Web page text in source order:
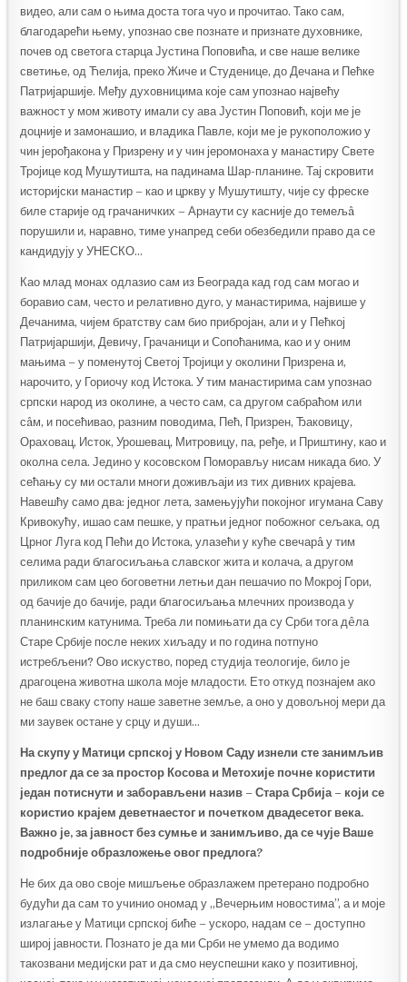
видео, али сам о њима доста тога чуо и прочитао. Тако сам,
благодарећи њему, упознао све познате и признате духовнике,
почев од светога старца Јустина Поповића, и све наше велике
светиње, од Ћелија, преко Жиче и Студенице, до Дечана и Пећке
Патријаршије. Међу духовницима које сам упознао највећу
важност у мом животу имали су ава Јустин Поповић, који ме је
доцније и замонашио, и владика Павле, који ме је рукоположио у
чин јерођакона у Призрену и у чин јеромонаха у манастиру Свете
Тројице код Мушутишта, на падинама Шар-планине. Тај скровити
историјски манастир – као и цркву у Мушутишту, чије су фреске
биле старије од грачаничких – Арнаути су касније до темељâ
порушили и, наравно, тиме унапред себи обезбедили право да се
кандидују у УНЕСКО…
Као млад монах одлазио сам из Београда кад год сам могао и
боравио сам, често и релативно дуго, у манастирима, највише у
Дечанима, чијем братству сам био прибројан, али и у Пећкој
Патријаршији, Девичу, Грачаници и Сопоћанима, као и у оним
мањима – у поменутој Светој Тројици у околини Призрена и,
нарочито, у Гориочу код Истока. У тим манастирима сам упознао
српски народ из околине, а често сам, са другом сабраћом или
сâм, и посећивао, разним поводима, Пећ, Призрен, Ђаковицу,
Ораховац, Исток, Урошевац, Митровицу, па, ређе, и Приштину, као и
околна села. Једино у косовском Поморављу нисам никада био. У
сећању су ми остали многи доживљаји из тих дивних крајева.
Навешћу само два: једног лета, замењујући покојног игумана Саву
Кривокућу, ишао сам пешке, у пратњи једног побожног сељака, од
Црног Луга код Пећи до Истока, улазећи у куће свечарâ у тим
селима ради благосиљања славског жита и колача, а другом
приликом сам цео боговетни летњи дан пешачио по Мокрој Гори,
од бачије до бачије, ради благосиљања млечних производа у
планинским катунима. Треба ли помињати да су Срби тога дêла
Старе Србије после неких хиљаду и по година потпуно
истребљени? Ово искуство, поред студија теологије, било је
драгоцена животна школа моје младости. Ето откуд познајем ако
не баш сваку стопу наше заветне земље, а оно у довољној мери да
ми заувек остане у срцу и души…
На скупу у Матици српској у Новом Саду изнели сте занимљив
предлог да се за простор Косова и Метохије почне користити
један потиснути и заборављени назив – Стара Србија – који се
користио крајем деветнаестог и почетком двадесетог века.
Важно је, за јавност без сумње и занимљиво, да се чује Ваше
подробније образложење овог предлога?
Не бих да ово своје мишљење образлажем претерано подробно
будући да сам то учинио ономад у „Вечерњим новостима”, а и моје
излагање у Матици српској биће – ускоро, надам се – доступно
широј јавности. Познато је да ми Срби не умемо да водимо
такозвани медијски рат и да смо неуспешни како у позитивној,